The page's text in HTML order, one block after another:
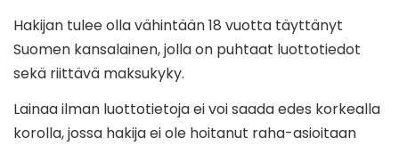
Hakijan tulee olla vähintään 18 vuotta täyttänyt
Suomen kansalainen, jolla on puhtaat luottotiedot
sekä riittävä maksukyky.
Lainaa ilman luottotietoja ei voi saada edes korkealla
korolla, jossa hakija ei ole hoitanut raha-asioitaan